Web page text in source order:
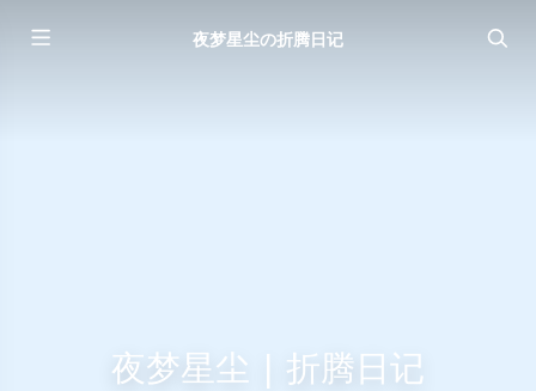
夜梦星尘の折腾日记
夜梦星尘 | 折腾日记